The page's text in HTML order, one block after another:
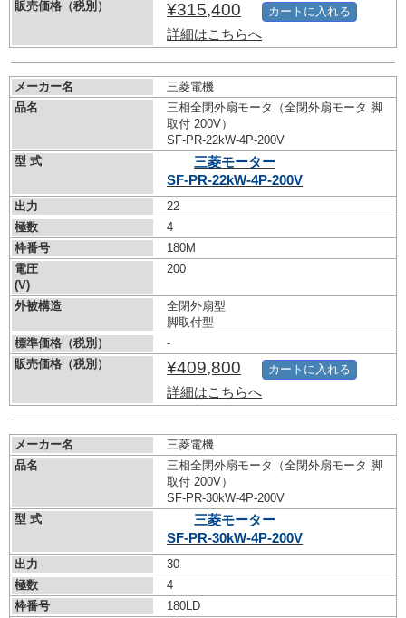
販売価格（税別） ¥315,400
詳細はこちらへ
カートに入れる
メーカー名
三菱電機
品名
三相全閉外扇モータ（全閉外扇モータ 脚
取付 200V）
SF-PR-22kW-4P-200V
型 式
三菱モーター
SF-PR-22kW-4P-200V
出力
22
極数
4
枠番号
180M
電圧
(V)
200
外被構造
全閉外扇型
脚取付型
標準価格（税別）
-
販売価格（税別）
¥409,800
詳細はこちらへ
カートに入れる
メーカー名
三菱電機
品名
三相全閉外扇モータ（全閉外扇モータ 脚
取付 200V）
SF-PR-30kW-4P-200V
型 式
三菱モーター
SF-PR-30kW-4P-200V
出力
30
極数
4
枠番号
180LD